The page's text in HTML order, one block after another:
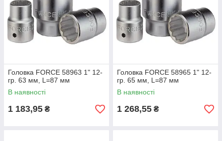
Головка FORCE 58963 1" 12-
гр. 63 мм, L=87 мм
В наявності
1 183,95 ₴
Головка FORCE 58965 1" 12-
гр. 65 мм, L=87 мм
В наявності
1 268,55 ₴